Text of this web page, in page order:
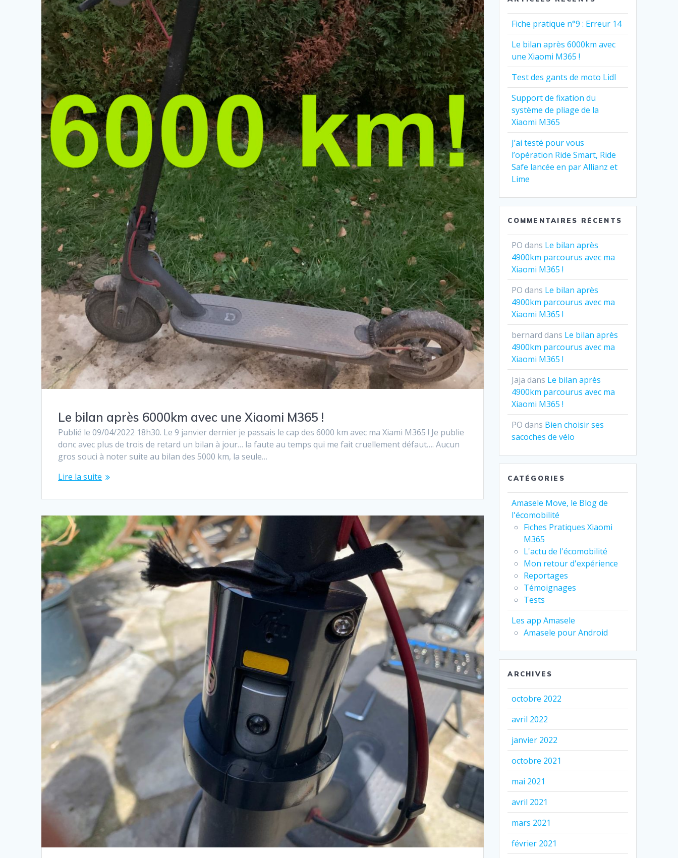
Le bilan après 6000km avec une Xiaomi M365 !
Publié le 09/04/2022 18h30. Le 9 janvier dernier je passais le cap des 6000 km avec ma Xiami M365 ! Je publie
donc avec plus de trois de retard un bilan à jour… la faute au temps qui me fait cruellement défaut…. Aucun
gros souci à noter suite au bilan des 5000 km, la seule…
Lire la suite
Fiche pratique n°9 : Erreur 14
Le bilan après 6000km avec
une Xiaomi M365 !
Test des gants de moto Lidl
Support de fixation du
système de pliage de la
Xiaomi M365
J’ai testé pour vous
l’opération Ride Smart, Ride
Safe lancée en par Allianz et
Lime
COMMENTAIRES RÉCENTS
PO dans Le bilan après
4900km parcourus avec ma
Xiaomi M365 !
PO dans Le bilan après
4900km parcourus avec ma
Xiaomi M365 !
bernard dans Le bilan après
4900km parcourus avec ma
Xiaomi M365 !
Jaja dans Le bilan après
4900km parcourus avec ma
Xiaomi M365 !
PO dans Bien choisir ses
sacoches de vélo
CATÉGORIES
Amasele Move, le Blog de
l'écomobilité
Fiches Pratiques Xiaomi
M365
L'actu de l'écomobilité
Mon retour d'expérience
Reportages
Témoignages
Tests
Les app Amasele
Amasele pour Android
ARCHIVES
octobre 2022
avril 2022
janvier 2022
octobre 2021
mai 2021
avril 2021
mars 2021
février 2021